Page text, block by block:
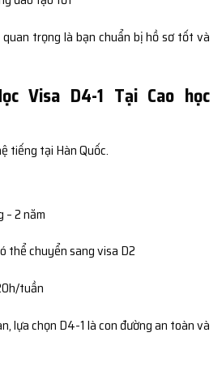
trọng là bạn chuẩn bị hồ sơ tốt và
Visa D4-1 Tại Cao học
tiếng tại Hàn Quốc.
2 năm
thể chuyển sang visa D2
tuần
lựa chọn D4-1 là con đường an toàn và